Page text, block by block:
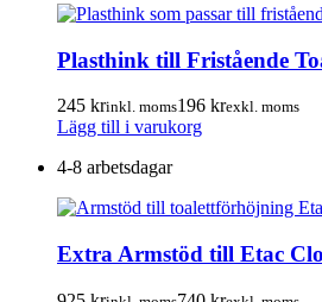
Plasthink till Fristående
245 krinkl. moms196 krexkl. moms
Lägg till i varukorg
4-8 arbetsdagar
Extra Armstöd till Etac